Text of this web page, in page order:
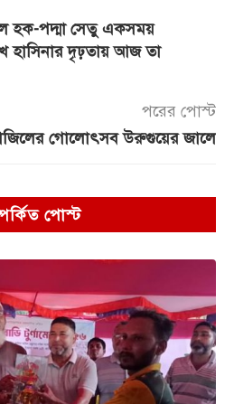
হক-পদ্মা সেতু একসময়
হাসিনার দৃঢ়তায় আজ তা
পরের পোস্ট
গোলোৎসব উরুগুয়ের জালে
পোস্ট